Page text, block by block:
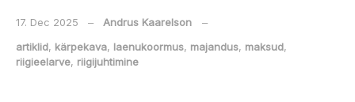
17. Dec 2025 ‒ Andrus Kaarelson
‒
artiklid, kärpekava, laenukoormus, majandus, maksud,
riigieelarve, riigijuhtimine